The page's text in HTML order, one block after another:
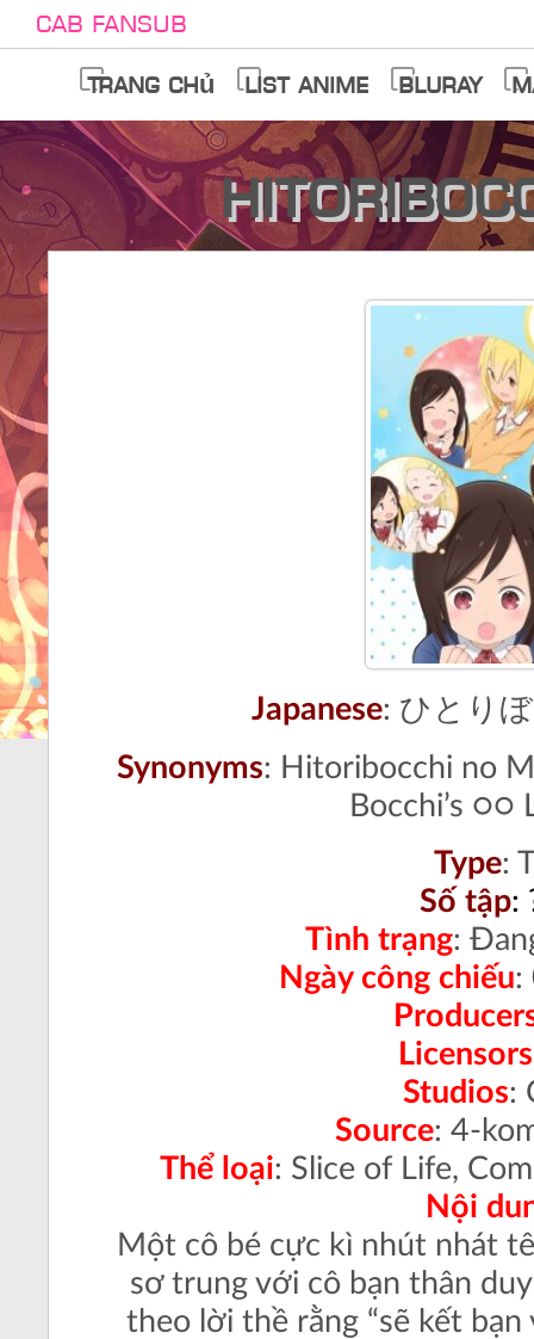
Cab Fansub
Trang chủ List anime Bluray
Japanese: ひとり
Synonyms: Hitoribocchi no
Bocchi’s ○○
Type:
Số tập:
Tình trạng:
Ngày công chiếu:
Licensors
Studios:
Source: 4-
Thể loại: Slice of Life,
Nội
Một cô bé cực kì nhút nhát
sơ trung với cô bạn thân
theo lời thề rằng “sẽ kết